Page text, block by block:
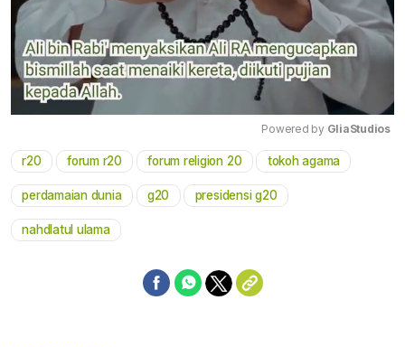
Mute
Powered by GliaStudios
r20 forum r20 forum religion 20 tokoh agama
perdamaian dunia g20 presidensi g20
nahdlatul ulama